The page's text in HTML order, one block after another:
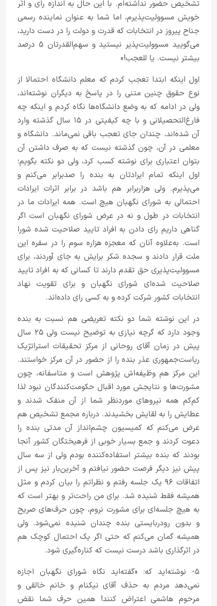
تشخیص حضور نداشته‌ام. با این حال به اندازه رای و اثر
خویش مسوولیت‌پذیرم، اما شما به عنوان نماینده رسمی
جناح پیروز در انتخابات که قدرت و دولت را در دست دارید،
می‌گویید مسوولیت‌پذیر نیستید و سهم‌القدرتان ۵ درصد
بیشتر نیست. یا للعجب!»
اول اینکه ابتدا تعجب کردم که معلم دانشگاه احتمالا از
نوع حقوق چنین متنی را در پاسخ به دیگران نوشته‌اند،
ولی در ادامه که به وضع دانشگاه‌ها نگاه کردم و اینکه چه
فارغ‌التحصیلانی و با چه کیفیتی در ۱۵ سال گذشته وارد
آن شده‌اند، چندان جای تعجب باقی نمی‌ماند. دانشگاه و
معلمی در آن، چون گذشته نیست که به صرف داشتن آن
بتوان اعتباری برای نوشته کسب کرد، ولی دو نکته بگویم؛
اول اینکه تمام ایرادتان به بنده را صد‌برابر می‌کنم و
می‌پذیرم. ولی هزار‌برابر هم باشد در برابر اثرات ایرادات
احتمالی به شورای نگهبان هیچ است. همه ایرادات ما در
انتخابات در طول و نه در عرض شورای نگهبان است اگر
گناهی داریم رای دادن به افراد تایید صلاحیت شده شورا
است. به‌علاوه آنان که معجزه هزاره سوم را در سفره این
ملت قرار دادند و سجده شکر برایش به جای آوردند، برای
مسوولیت‌پذیری حق تقدم دارند تا کسانی که به افراد تایید
صلاحیت شد‌ه‌ای شورای نگهبان و برای تقویت نهاد
انتخابات کشور شرکت کرده و به کسی رای داده‌اند.
در این نوشته شما دو نکته تعریضی هم نسبت به بنده
وجود دارد که گرچه نیازی به توضیح نیست ولی ۲۵ سال
پیش در زمان آقای روحانی از مرکز تحقیقات استراتژیک
ریاست‌جمهوری عذر بنده را از حضور در آن مرکز خواستند.
این مرکز هم وظیفه‌اش پژوهش است و متاسفانه، چون
مشورت‌ها و نتایجش مورد اقبال حکومت‌کنندگان نبود لذا
کم‌کم همه نیرو‌های موردنظر شما از آن منفک شدند و
عطایش را به لقایش بخشیدند. درباره مجمع تشخیص هم
عرض می‌کنم که کمیسیون چشم‌انداز آن مدتی بنده را
دعوت کردند و جمع بسیار خوبی از فرهیختگان کشور آنجا
بودند که بنده بیشتر استفاده‌کننده بودم ولی از سه سال
پیش نیز دیگر فرصت حضور نیافتم و آخرین‌بار نیز پس از
اتفاقات ۹۶ یک جلسه رفتم و نظراتم را بیان کردم و مثل
همیشه فقط شنیده شد. برای من راحت‌تر و بهتر است که
به هیچ جلسه‌ای برای مشورت نروم، چون حرف‌های صریح
و بدون رودربایستی بنده چندان شنیده نمی‌شود. ولی
همیشه گمان می‌کنم که حتی اگر یک احتمال کوچک هم
در اثرگذاری باشد درست نیست که کناره‌گیری شود.
۵- نوشته‌اید که: «گفته‌اید نگاه شورای نگهبان اجازه
نمی‌دهد مردم به حذف آقای نیکنام و خانم خالقی و
مرحوم هاشمی اعتراض کنند! همین حرف شما نقض